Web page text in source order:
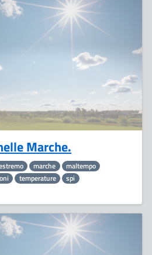
Marche.
marche
maltempo
temperature spi